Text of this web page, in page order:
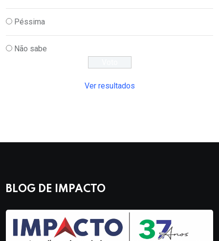
Péssima
Não sabe
Ver resultados
BLOG DE IMPACTO